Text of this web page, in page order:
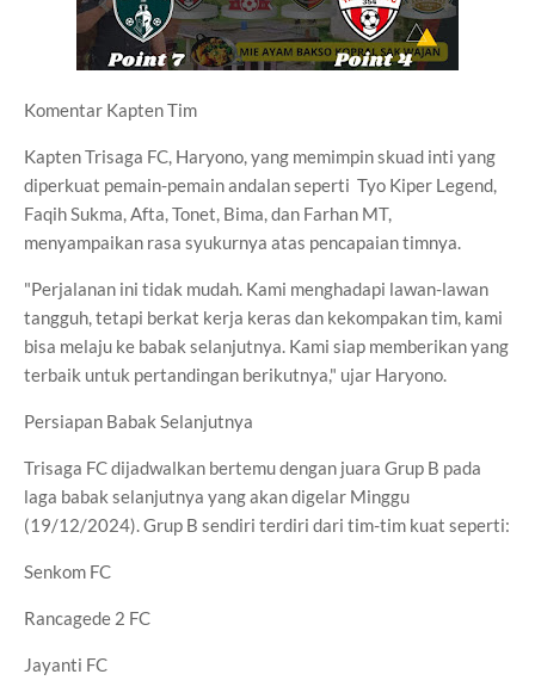
Komentar Kapten Tim
Kapten Trisaga FC, Haryono, yang memimpin skuad inti yang
diperkuat pemain-pemain andalan seperti Tyo Kiper Legend,
Faqih Sukma, Afta, Tonet, Bima, dan Farhan MT,
menyampaikan rasa syukurnya atas pencapaian timnya.
"Perjalanan ini tidak mudah. Kami menghadapi lawan-lawan
tangguh, tetapi berkat kerja keras dan kekompakan tim, kami
bisa melaju ke babak selanjutnya. Kami siap memberikan yang
terbaik untuk pertandingan berikutnya," ujar Haryono.
Persiapan Babak Selanjutnya
Trisaga FC dijadwalkan bertemu dengan juara Grup B pada
laga babak selanjutnya yang akan digelar Minggu
(19/12/2024). Grup B sendiri terdiri dari tim-tim kuat seperti:
Senkom FC
Rancagede 2 FC
Jayanti FC